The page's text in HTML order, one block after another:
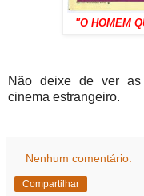
"O HOMEM
Não deixe de ver
cinema estrangeiro.
Nenhum comentário:
Compartilhar